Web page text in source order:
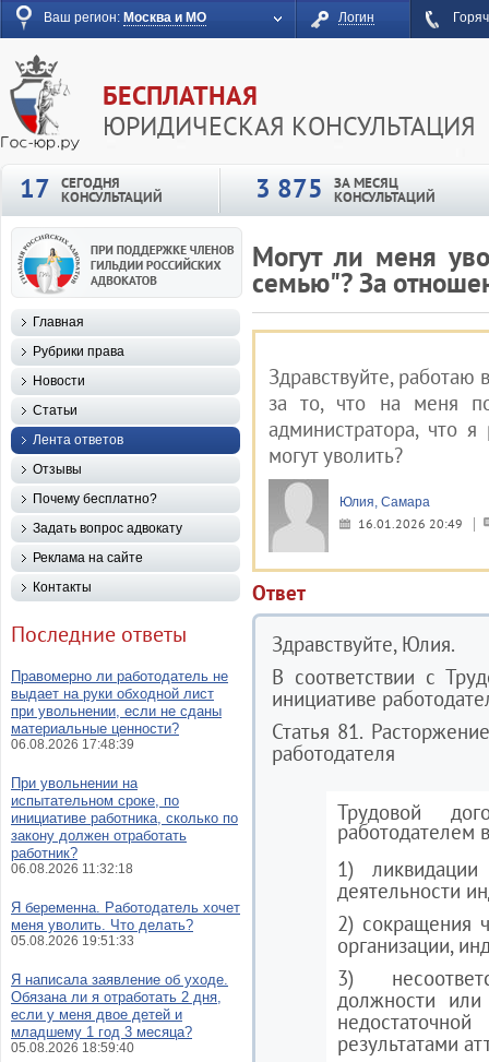
Ваш регион: Москва и МО Логин
БЕСПЛАТНАЯ
ЮРИДИЧЕСКАЯ КОНСУЛЬТАЦИЯ
17
СЕГОДНЯ
КОНСУЛЬТАЦИЙ 3 875 ЗА МЕСЯЦ
КОНСУЛЬТАЦИЙ
Могут ли меня
семью"? За
Здравствуйте, работаю
за то, что на меня
администратора, что
могут уволить?
Юлия, Самара
16.01.2026 20:49
Ответ
Здравствуйте, Юлия.
В соответствии с
инициативе
Статья 81.
работодателя
Трудовой
работодателем
1)
деятельности
2) сокращения
организации,
3)
должности
результатами
Главная
Рубрики права
Новости
Статьи
Лента ответов
Отзывы
Почему бесплатно?
Задать вопрос адвокату
Реклама на сайте
Контакты
Последние ответы
Правомерно ли работодатель не
выдает на руки обходной лист
при увольнении, если не сданы
материальные ценности?
06.08.2026 17:48:39
При увольнении на
испытательном сроке, по
инициативе работника, сколько по
закону должен отработать
работник?
06.08.2026 11:32:18
Я беременна. Работодатель хочет
меня уволить. Что делать?
05.08.2026 19:51:33
Я написала заявление об уходе.
Обязана ли я отработать 2 дня,
если у меня двое детей и
младшему 1 год 3 месяца?
05.08.2026 18:59:40